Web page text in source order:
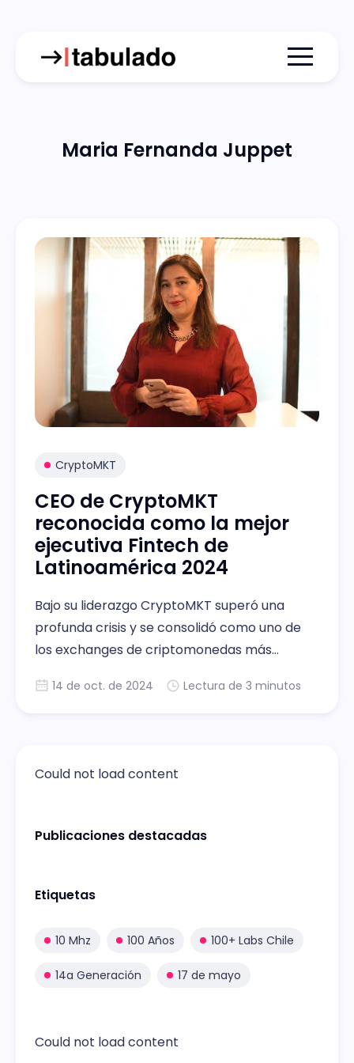
Menu
Maria Fernanda Juppet
CryptoMKT
CEO de CryptoMKT
reconocida como la mejor
ejecutiva Fintech de
Latinoamérica 2024
Bajo su liderazgo CryptoMKT superó una
profunda crisis y se consolidó como uno de
los exchanges de criptomonedas más
14 de oct. de 2024 Lectura de 3 minutos
Could not load content
Publicaciones destacadas
Etiquetas
10 Mhz 100 Años 100+ Labs Chile
14a Generación 17 de mayo
Could not load content